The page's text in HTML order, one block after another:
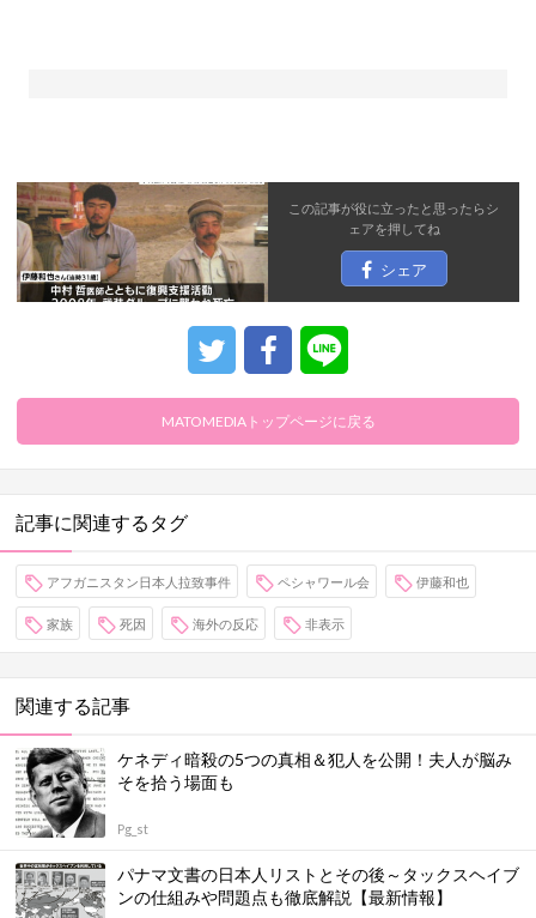
この記事が役に立ったと思ったらシ
ェアを押してね
シェア
MATOMEDIAトップページに戻る
記事に関連するタグ
アフガニスタン日本人拉致事件 ペシャワール会 伊藤和也
家族 死因 海外の反応 非表示
関連する記事
ケネディ暗殺の5つの真相＆犯人を公開！夫人が脳み
そを拾う場面も
Pg_st
パナマ文書の日本人リストとその後～タックスヘイブ
ンの仕組みや問題点も徹底解説【最新情報】